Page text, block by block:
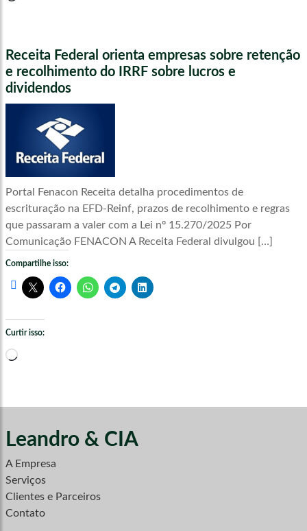
Receita Federal orienta empresas sobre retenção
e recolhimento do IRRF sobre lucros e
dividendos
Portal Fenacon Receita detalha procedimentos de
escrituração na EFD-Reinf, prazos de recolhimento e regras
que passaram a valer com a Lei nº 15.270/2025 Por
Comunicação FENACON A Receita Federal divulgou […]
Compartilhe isso:
Curtir isso:
Carregando...
Leandro & CIA
A Empresa
Serviços
Clientes e Parceiros
Contato